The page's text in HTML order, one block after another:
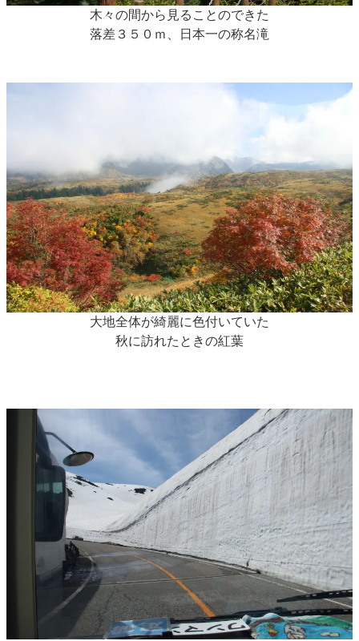
木々の間から見ることのできた
落差３５０ｍ、日本一の称名滝
大地全体が綺麗に色付いていた
秋に訪れたときの紅葉